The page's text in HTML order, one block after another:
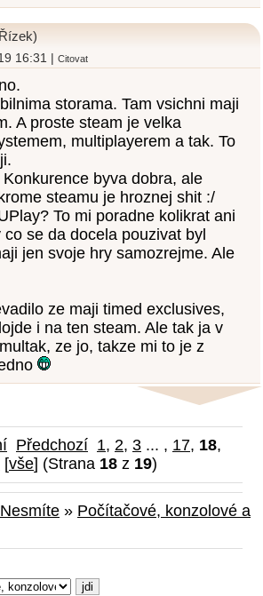
16:31 |Citovat
storama. Tam vsichni maji
A proste steam je velka
multiplayerem a tak. To
byva dobra, ale
steamu je hroznej shit :/
To mi poradne kolikrat ani
se da docela pouzivat byl
jen svoje hry samozrejme. Ale
ze maji timed exclusives,
i na ten steam. Ale tak ja v
ze jo, takze mi to je z
Předchozí 1, 2, 3 ... , 17, 18,
[vše] (Strana 18 z 19)
» Počítačové, konzolové a